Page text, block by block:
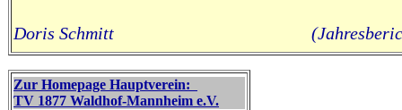
Doris Schmitt (Jahresbericht
Zur Homepage Hauptverein:
TV 1877 Waldhof-Mannheim e.V.